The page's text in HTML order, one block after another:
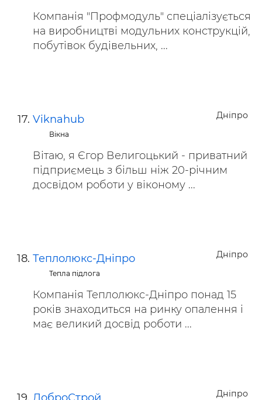
Компанія "Профмодуль" спеціалізується
на виробництві модульних конструкцій,
побутівок будівельних, ...
Дніпро
Viknahub
Вікна
Вітаю, я Єгор Велигоцький - приватний
підприємець з більш ніж 20-річним
досвідом роботи у віконому ...
Дніпро
Теплолюкс-Дніпро
Тепла підлога
Компанія Теплолюкс-Дніпро понад 15
років знаходиться на ринку опалення і
має великий досвід роботи ...
Дніпро